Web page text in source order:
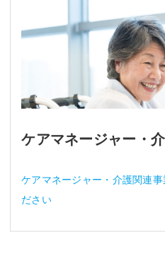
ケアマネージャー・
ケアマネージャー・介護関連
ださい